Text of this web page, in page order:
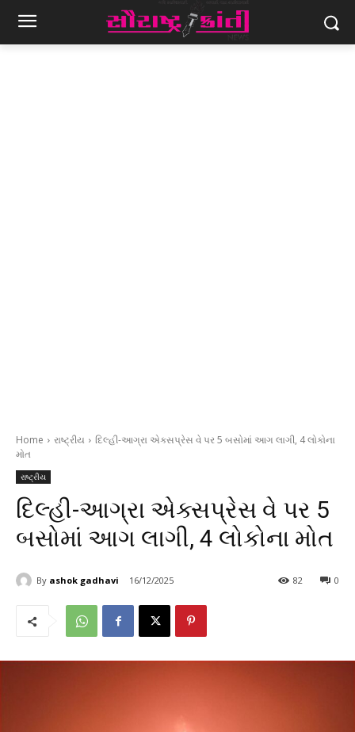
Home રાષ્ટ્રીય
દિલ્હી-આગ્રા એક્સપ્રેસ વે પર 5 બસોમાં આગ લાગી, 4 લોકોના
મોત
રાષ્ટ્રીય
દિલ્હી-આગ્રા એક્સપ્રેસ વે પર 5
બસોમાં આગ લાગી, 4 લોકોના મોત
By ashok gadhavi 16/12/2025 0
82